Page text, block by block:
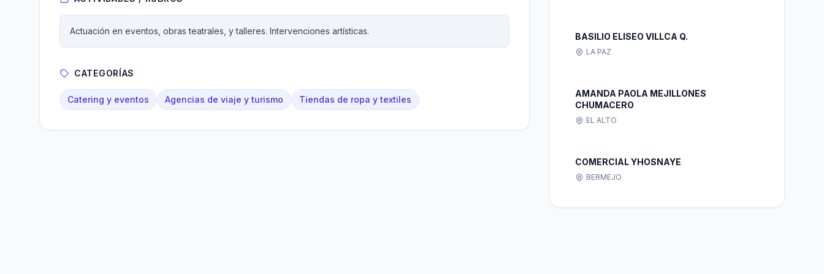
Actuación en eventos, obras teatrales, y talleres. Intervenciones artísticas.
CATEGORÍAS
Catering y eventos Agencias de viaje y turismo Tiendas de ropa y textiles
BASILIO ELISEO VILLCA Q.
LA PAZ
AMANDA PAOLA MEJILLONES
CHUMACERO
EL ALTO
COMERCIAL YHOSNAYE
BERMEJO